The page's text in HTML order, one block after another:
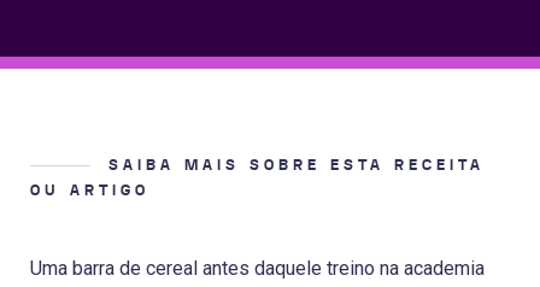
SAIBA MAIS SOBRE ESTA RECEITA
OU ARTIGO
Uma barra de cereal antes daquele treino na academia